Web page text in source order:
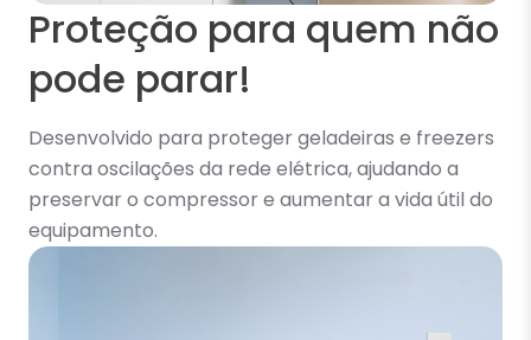
Proteção para quem não
pode parar!
Desenvolvido para proteger geladeiras e freezers
contra oscilações da rede elétrica, ajudando a
preservar o compressor e aumentar a vida útil do
equipamento.